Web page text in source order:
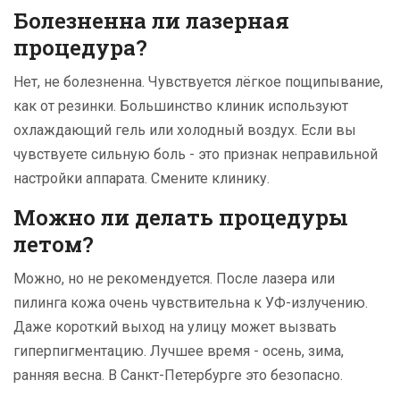
Болезненна ли лазерная
процедура?
Нет, не болезненна. Чувствуется лёгкое пощипывание,
как от резинки. Большинство клиник используют
охлаждающий гель или холодный воздух. Если вы
чувствуете сильную боль - это признак неправильной
настройки аппарата. Смените клинику.
Можно ли делать процедуры
летом?
Можно, но не рекомендуется. После лазера или
пилинга кожа очень чувствительна к УФ-излучению.
Даже короткий выход на улицу может вызвать
гиперпигментацию. Лучшее время - осень, зима,
ранняя весна. В Санкт-Петербурге это безопасно.